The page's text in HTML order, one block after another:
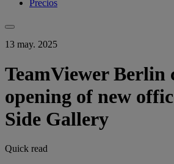
Precios
13 may. 2025
TeamViewer Berlin
opening of new
Side Gallery
Quick read